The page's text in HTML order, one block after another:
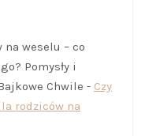
weselu – co
Pomysły i
Chwile - Czy
rodziców na